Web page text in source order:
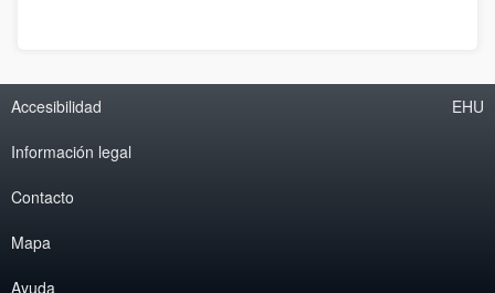
Accesibilidad
Información legal
Contacto
Mapa
Ayuda
EHU